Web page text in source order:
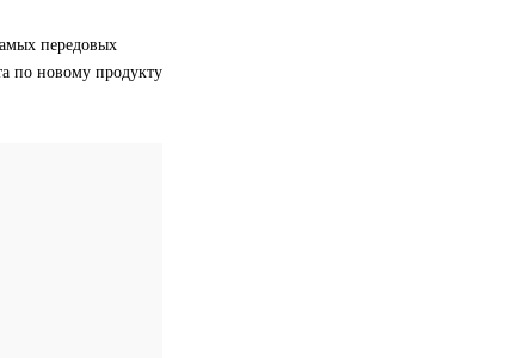
передовых
по новому продукту